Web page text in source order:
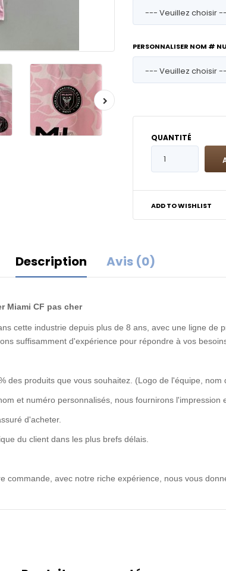
PERSONNALISER NOM #
QUANTITÉ
ADD TO WISHLIST
Description Avis (0)
Miami CF pas cher
cette industrie depuis plus de 8 ans, avec une ligne de
suffisamment d'expérience pour répondre à vos
des produits que vous souhaitez. (Logo de l'équipe,
et numéro personnalisés, nous fournirons l'impression
d'acheter.
du client dans les plus brefs délais.
avec notre riche expérience, nous vous